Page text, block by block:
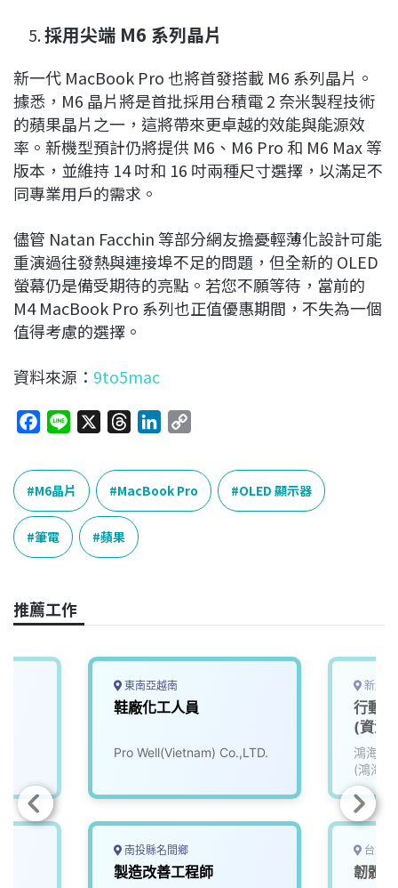
採用尖端 M6 系列晶片
新一代 MacBook Pro 也將首發搭載 M6 系列晶片。
據悉，M6 晶片將是首批採用台積電 2 奈米製程技術
的蘋果晶片之一，這將帶來更卓越的效能與能源效
率。新機型預計仍將提供 M6、M6 Pro 和 M6 Max 等
版本，並維持 14 吋和 16 吋兩種尺寸選擇，以滿足不
同專業用戶的需求。
儘管 Natan Facchin 等部分網友擔憂輕薄化設計可能
重演過往發熱與連接埠不足的問題，但全新的 OLED
螢幕仍是備受期待的亮點。若您不願等待，當前的
M4 MacBook Pro 系列也正值優惠期間，不失為一個
值得考慮的選擇。
資料來源： 9to5mac
c
e
b
o
o
n
e
r
e
a
d
s
n
k
e
p
y
L
M6晶片 MacBook Pro OLED 顯示器
筆電 蘋果
推薦工作
東南亞越南
鞋廠化工人員
Pro Well(Vietnam) Co.,LTD.
南投縣名間鄉
製造改善工程師
新北
行動
(資深)
鴻海精
(鴻海)
台北
韌體